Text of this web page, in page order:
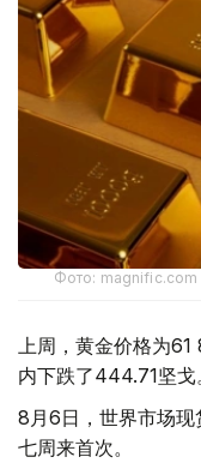
Фото: magnific.com
上周，黄金价格为
内下跌了444.71坚戈
8月6日，世界市场
七周来首次。